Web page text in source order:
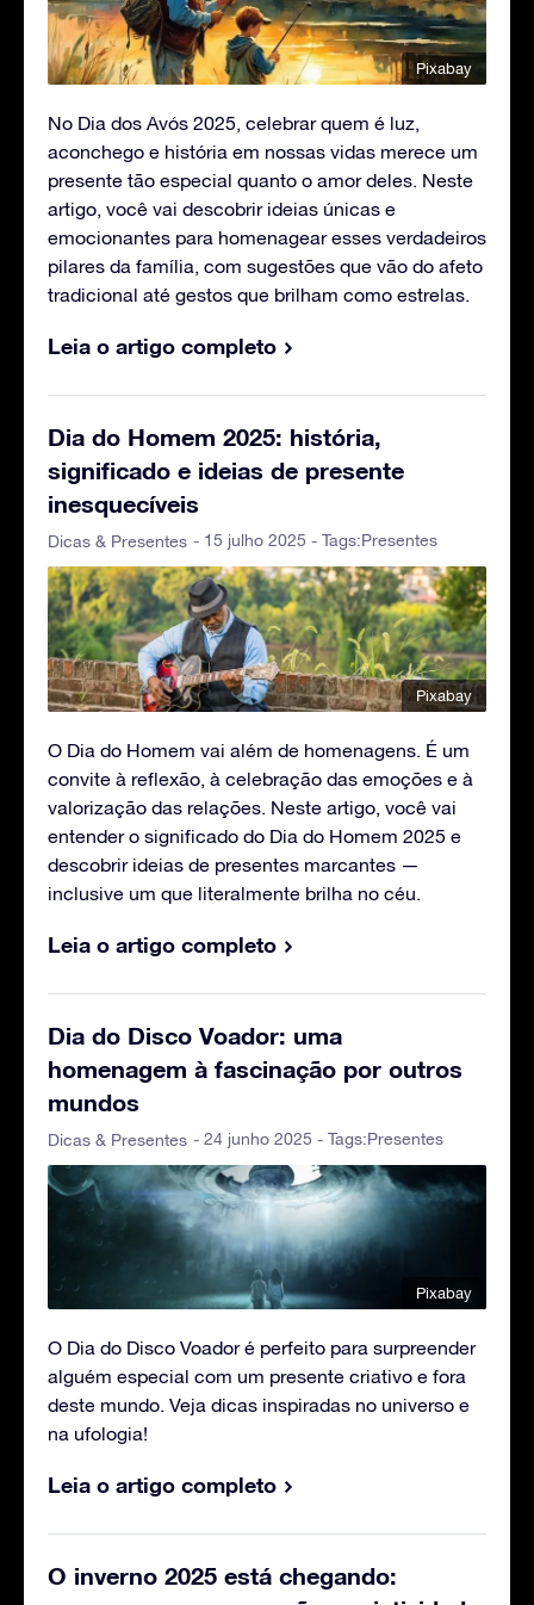
Pixabay
No Dia dos Avós 2025, celebrar quem é luz,
aconchego e história em nossas vidas merece um
presente tão especial quanto o amor deles. Neste
artigo, você vai descobrir ideias únicas e
emocionantes para homenagear esses verdadeiros
pilares da família, com sugestões que vão do afeto
tradicional até gestos que brilham como estrelas.
Leia o artigo completo
Dia do Homem 2025: história,
significado e ideias de presente
inesquecíveis
Dicas & Presentes - 15 julho 2025 - Tags:Presentes
Pixabay
O Dia do Homem vai além de homenagens. É um
convite à reflexão, à celebração das emoções e à
valorização das relações. Neste artigo, você vai
entender o significado do Dia do Homem 2025 e
descobrir ideias de presentes marcantes —
inclusive um que literalmente brilha no céu.
Leia o artigo completo
Dia do Disco Voador: uma
homenagem à fascinação por outros
mundos
Dicas & Presentes - 24 junho 2025 - Tags:Presentes
Pixabay
O Dia do Disco Voador é perfeito para surpreender
alguém especial com um presente criativo e fora
deste mundo. Veja dicas inspiradas no universo e
na ufologia!
Leia o artigo completo
O inverno 2025 está chegando: